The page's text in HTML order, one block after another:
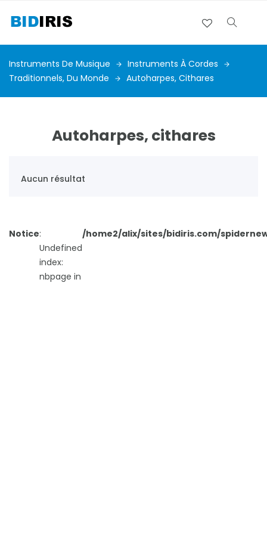
Instruments De Musique
Instruments À Cordes
Traditionnels, Du Monde
Autoharpes, Cithares
Autoharpes, cithares
Aucun résultat
Notice:
Undefined
index:
nbpage in
/home2/alix/sites/bidiris.com/